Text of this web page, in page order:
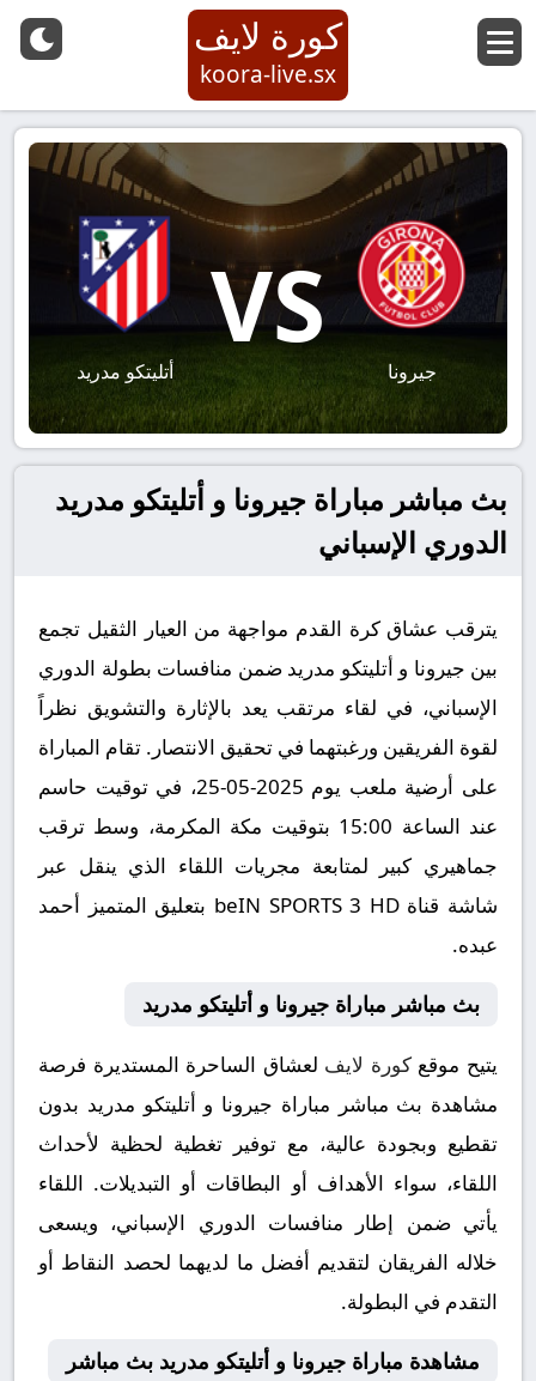
كورة لايف
koora-live.sx
جيرونا
VS
أتليتكو مدريد
بث مباشر مباراة جيرونا و أتليتكو مدريد
الدوري الإسباني
يترقب عشاق كرة القدم مواجهة من العيار الثقيل تجمع
بين جيرونا و أتليتكو مدريد ضمن منافسات بطولة الدوري
الإسباني، في لقاء مرتقب يعد بالإثارة والتشويق نظراً
لقوة الفريقين ورغبتهما في تحقيق الانتصار. تقام المباراة
على أرضية ملعب يوم 2025-05-25، في توقيت حاسم
عند الساعة 15:00 بتوقيت مكة المكرمة، وسط ترقب
جماهيري كبير لمتابعة مجريات اللقاء الذي ينقل عبر
شاشة قناة beIN SPORTS 3 HD بتعليق المتميز أحمد
عبده.
بث مباشر مباراة جيرونا و أتليتكو مدريد
يتيح موقعكورة لايف لعشاق الساحرة المستديرة فرصة
مشاهدة بث مباشر مباراة جيرونا و أتليتكو مدريد بدون
تقطيع وبجودة عالية، مع توفير تغطية لحظية لأحداث
اللقاء، سواء الأهداف أو البطاقات أو التبديلات. اللقاء
يأتي ضمن إطار منافسات الدوري الإسباني، ويسعى
خلاله الفريقان لتقديم أفضل ما لديهما لحصد النقاط أو
التقدم في البطولة.
مشاهدة مباراة جيرونا و أتليتكو مدريد بث مباشر